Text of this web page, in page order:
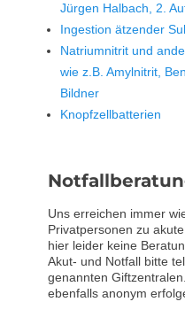
Jürgen Halbach, 2.
Ingestion ätzender
Natriumnitrit und
wie z.B. Amylnitrit,
Bildner
Knopfzellbatterien
Uns erreichen immer
Privatpersonen zu
hier leider keine
Akut- und Notfall bitte
genannten
ebenfalls anonym